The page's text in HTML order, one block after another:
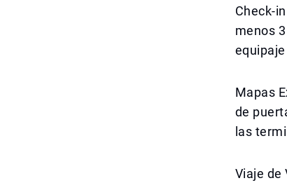
Check-
menos
Mapas
de
las
Viaje de